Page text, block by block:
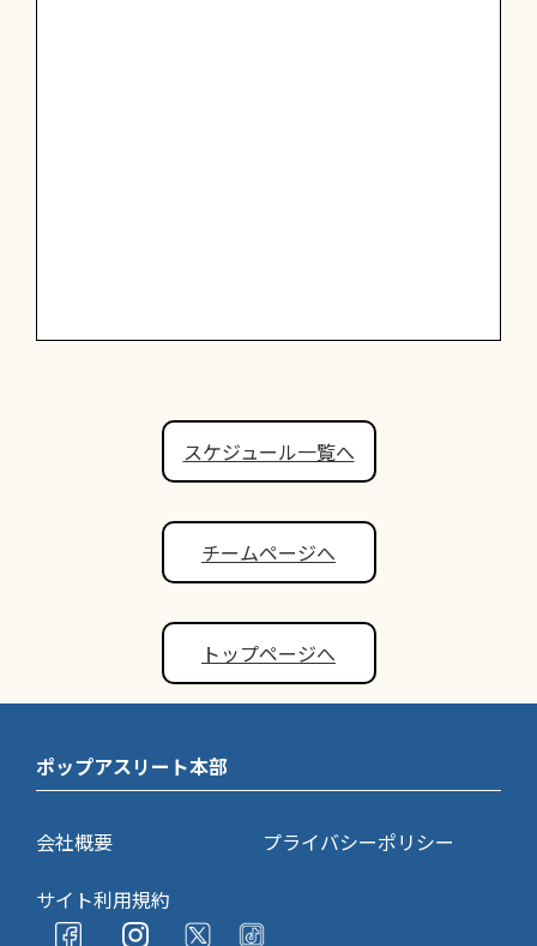
スケジュール一覧へ
チームページへ
トップページへ
ポップアスリート本部
会社概要
プライバシーポリシー
サイト利用規約